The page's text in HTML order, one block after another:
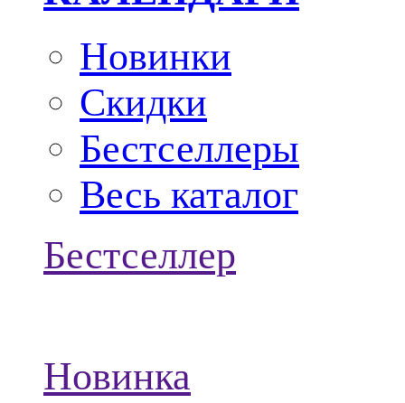
Новинки
Скидки
Бестселлеры
Весь каталог
Бестселлер
Новинка